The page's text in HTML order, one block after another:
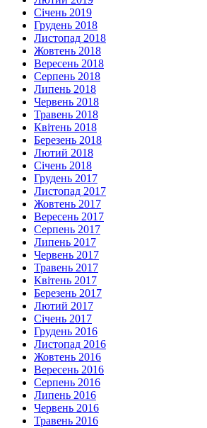
Січень 2019
Грудень 2018
Листопад 2018
Жовтень 2018
Вересень 2018
Серпень 2018
Липень 2018
Червень 2018
Травень 2018
Квітень 2018
Березень 2018
Лютий 2018
Січень 2018
Грудень 2017
Листопад 2017
Жовтень 2017
Вересень 2017
Серпень 2017
Липень 2017
Червень 2017
Травень 2017
Квітень 2017
Березень 2017
Лютий 2017
Січень 2017
Грудень 2016
Листопад 2016
Жовтень 2016
Вересень 2016
Серпень 2016
Липень 2016
Червень 2016
Травень 2016